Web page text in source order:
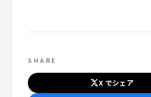
SHARE
X でシェア